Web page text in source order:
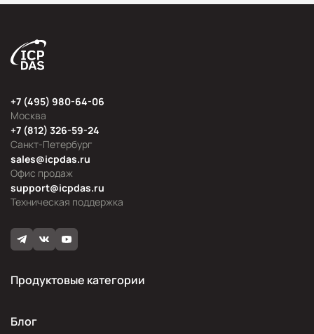
Москва
+7 (495) 980-64-06
Офис продаж
sales@icpdas.ru
Санкт-Петербург
+7 (812) 326-59-24
Техническая поддержка
support@icpdas.ru
Продуктовые категории
Блог